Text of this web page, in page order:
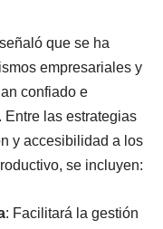
señaló que se ha
empresariales y
confiado e
Entre las estrategias
y accesibilidad a los
se incluyen:
: Facilitará la gestión